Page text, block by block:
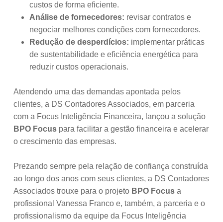
custos de forma eficiente.
Análise de fornecedores: revisar contratos e
negociar melhores condições com fornecedores.
Redução de desperdícios: implementar práticas
de sustentabilidade e eficiência energética para
reduzir custos operacionais.
Atendendo uma das demandas apontada pelos
clientes, a DS Contadores Associados, em parceria
com a Focus Inteligência Financeira, lançou a solução
BPO Focus para facilitar a gestão financeira e acelerar
o crescimento das empresas.
Prezando sempre pela relação de confiança construída
ao longo dos anos com seus clientes, a DS Contadores
Associados trouxe para o projeto BPO Focus a
profissional Vanessa Franco e, também, a parceria e o
profissionalismo da equipe da Focus Inteligência